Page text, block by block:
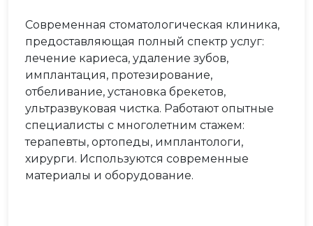
Современная стоматологическая клиника,
предоставляющая полный спектр услуг:
лечение кариеса, удаление зубов,
имплантация, протезирование,
отбеливание, установка брекетов,
ультразвуковая чистка. Работают опытные
специалисты с многолетним стажем:
терапевты, ортопеды, имплантологи,
хирурги. Используются современные
материалы и оборудование.